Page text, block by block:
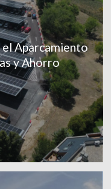
Aparcamiento
y Ahorro